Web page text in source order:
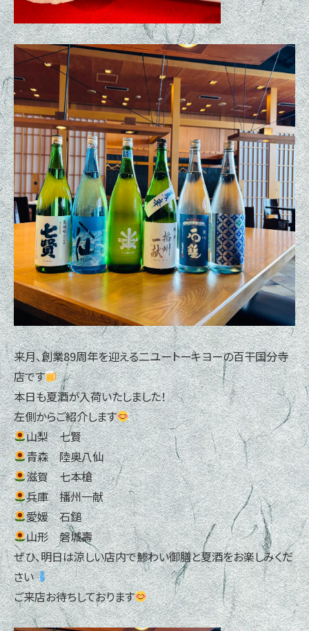
来月、創業89周年を迎える二ユートーキヨーの百干国分寺
店です
本日も夏酒が入荷いたしました！
左側からご紹介します
山梨 七賢
青森 陸奥八仙
滋賀 七本槍
兵庫 播州一献
愛媛 石鎚
山形 磐城壽
ぜひ、明日は涼しい店内で鯵わい御膳と夏酒をお楽しみくだ
さい
ご来店お待ちしております